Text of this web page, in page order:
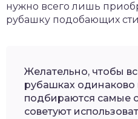
нужно всего лишь
рубашку подобающих
Желательно, чтобы
рубашках одинаково
подбираются самые
советуют